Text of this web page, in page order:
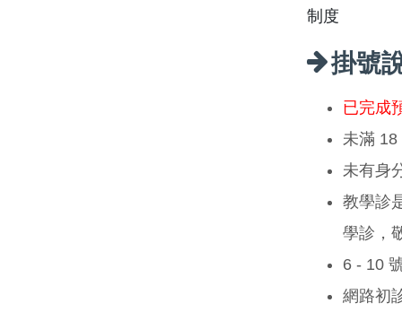
制度
掛號
已完成
未滿 18
未有身
教學診
學診，
6 - 10
網路初